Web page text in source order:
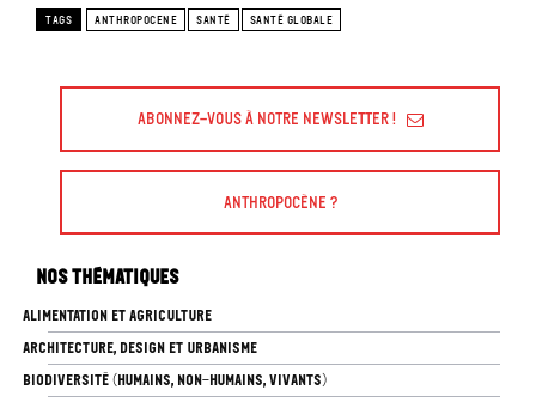
TAGS ANTHROPOCENE SANTÉ SANTÉ GLOBALE
Abonnez-vous à Notre Newsletter !
Anthropocène ?
Nos thématiques
ALIMENTATION ET AGRICULTURE
ARCHITECTURE, DESIGN ET URBANISME
BIODIVERSITÉ (HUMAINS, NON-HUMAINS, VIVANTS)